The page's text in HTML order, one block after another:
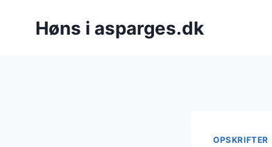
Høns i asparges.dk
OPSKRIFTER